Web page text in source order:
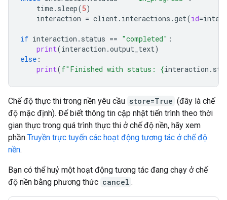
time. sleep(5)
interaction = client. interactions .get(id=
if interaction . status == "completed" :
print(interaction .output_text)
else :
print(f"Finished with status: {interaction .
Chế độ thực thi trong nền yêu cầu store=True (đây là chế
độ mặc định). Để biết thông tin cập nhật tiến trình theo thời
gian thực trong quá trình thực thi ở chế độ nền, hãy xem
phần Truyền trực tuyến các hoạt động tương tác ở chế độ
nền.
Bạn có thể huỷ một hoạt động tương tác đang chạy ở chế
độ nền bằng phương thức cancel .